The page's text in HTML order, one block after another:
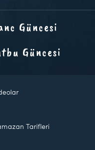
Güncesi
Güncesi
Tarifleri